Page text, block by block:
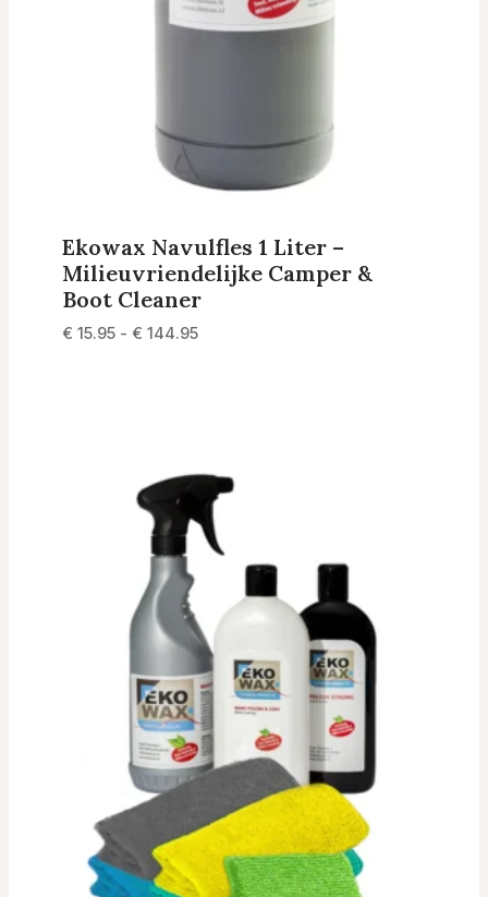
Ekowax Navulfles 1 Liter –
Milieuvriendelijke Camper &
Boot Cleaner
€ 15.95 - € 144.95Prijsklasse: